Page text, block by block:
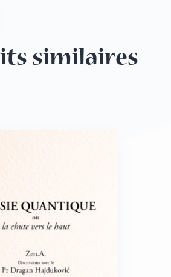
de la préparation d’une
spécifiques liés à la femme et
similaires